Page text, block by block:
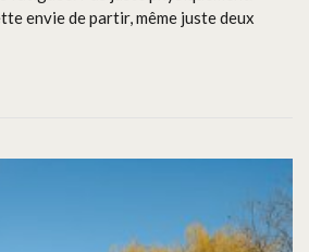
envie de partir, même juste deux